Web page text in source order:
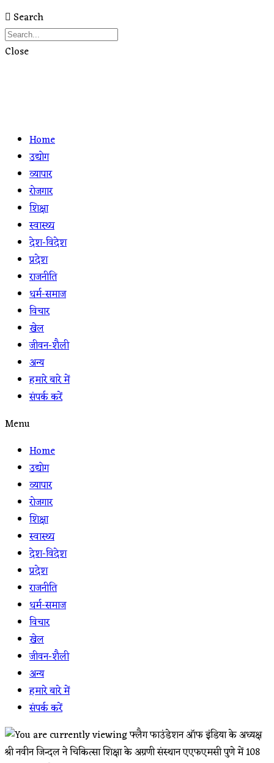
Search
Close
Home
उद्योग
व्यापार
रोजगार
शिक्षा
स्वास्थ्य
देश-विदेश
प्रदेश
राजनीति
धर्म-समाज
विचार
खेल
जीवन-शैली
अन्य
हमारे बारे में
संपर्क करें
Menu
Home
उद्योग
व्यापार
रोजगार
शिक्षा
स्वास्थ्य
देश-विदेश
प्रदेश
राजनीति
धर्म-समाज
विचार
खेल
जीवन-शैली
अन्य
हमारे बारे में
संपर्क करें